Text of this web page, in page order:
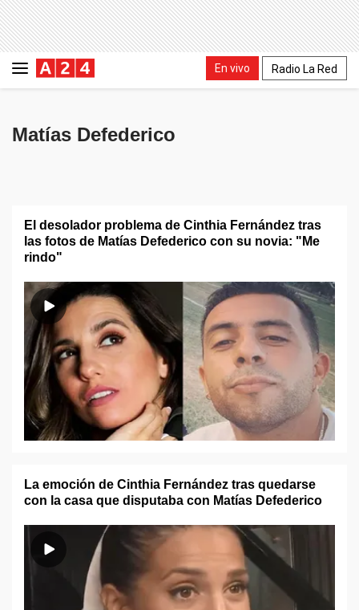
En vivo Radio La Red
Matías Defederico
El desolador problema de Cinthia Fernández tras
las fotos de Matías Defederico con su novia: "Me
rindo"
La emoción de Cinthia Fernández tras quedarse
con la casa que disputaba con Matías Defederico